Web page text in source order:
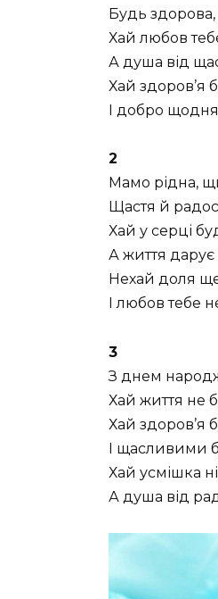
Будь
Хай любов
А душа від
Хай здоров’я
І добро
2
Мамо рідна,
Щастя й
Хай у серці
А життя дарує
Нехай доля
І любов тебе
3
З днем
Хай життя не
Хай здоров’я
І щасливими
Хай усмішка
А душа від